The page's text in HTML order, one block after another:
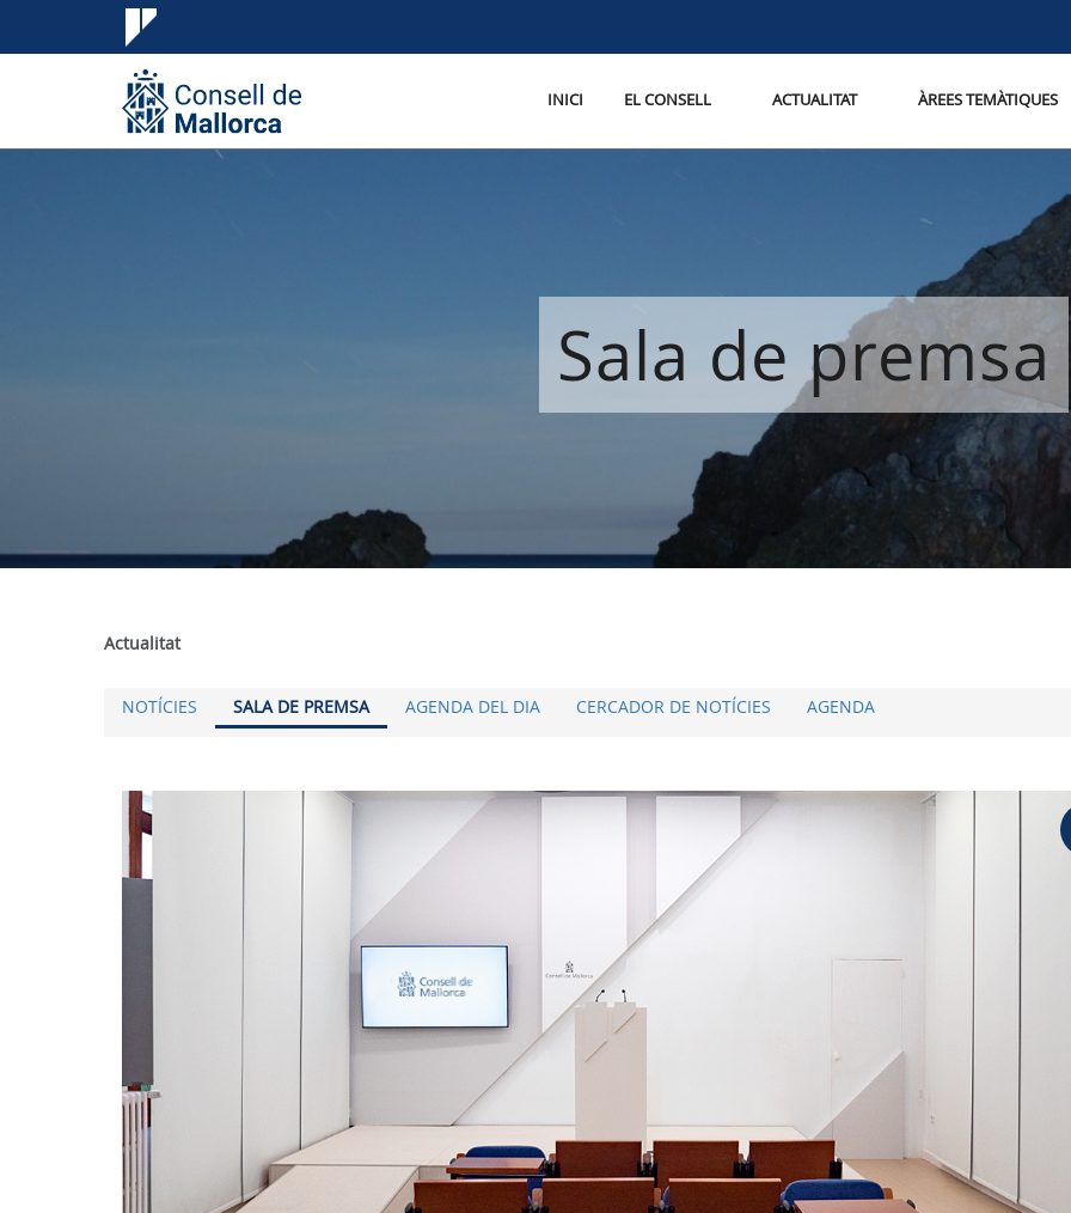
INICI EL CONSELL ACTUALITAT ÀREES TEMÀTIQUES
Sala de premsa
Actualitat
NOTÍCIES SALA DE PREMSA AGENDA DEL DIA CERCADOR DE NOTÍCIES AGENDA